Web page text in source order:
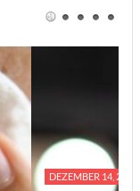
DEZEMBER 14, 2023